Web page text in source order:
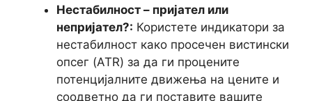
Нестабилност – пријател или
непријател?: Користете индикатори за
нестабилност како просечен вистински
опсег (ATR) за да ги процените
потенцијалните движења на цените и
соодветно да ги поставите вашите